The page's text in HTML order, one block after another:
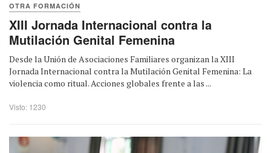
OTRA FORMACIÓN
XIII Jornada Internacional contra la
Mutilación Genital Femenina
Desde la Unión de Asociaciones Familiares organizan la XIII
Jornada Internacional contra la Mutilación Genital Femenina: La
violencia como ritual. Acciones globales frente a las ...
Visto: 1230